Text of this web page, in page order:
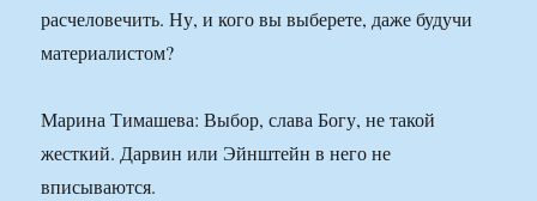
расчеловечить. Ну, и кого вы выберете, даже будучи
материалистом?
Марина Тимашева: Выбор, слава Богу, не такой
жесткий. Дарвин или Эйнштейн в него не
вписываются.